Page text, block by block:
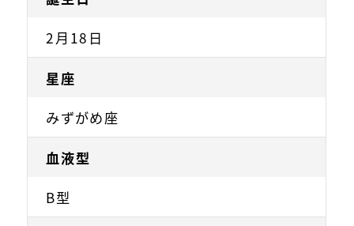
2月18日
星座
みずがめ座
血液型
B型